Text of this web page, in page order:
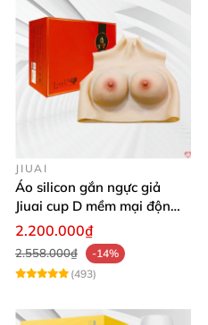
JIUAI
Áo silicon gắn ngực giả
Jiuai cup D mềm mại độn
ngực tự nhiên cho nam
2.200.000₫
2.558.000₫
-14%
(493)